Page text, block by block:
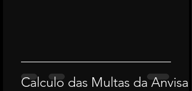
Calculo das Multas da Anvisa